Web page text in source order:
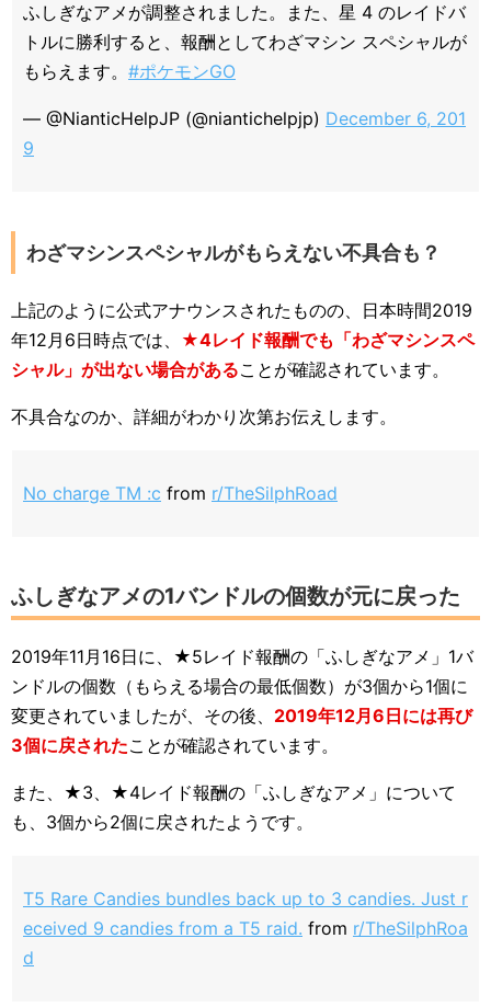
ふしぎなアメが調整されました。また、星 4 のレイドバ
トルに勝利すると、報酬としてわざマシン スペシャルが
もらえます。 #ポケモンGO
— @NianticHelpJP (@niantichelpjp) December 6, 201
9
わざマシンスペシャルがもらえない不具合も？
上記のように公式アナウンスされたものの、日本時間2019
年12月6日時点では、 ★4レイド報酬でも「わざマシンスペ
シャル」が出ない場合があることが確認されています。
不具合なのか、詳細がわかり次第お伝えします。
No charge TM :c from r/TheSilphRoad
ふしぎなアメの1バンドルの個数が元に戻った
2019年11月16日に、★5レイド報酬の「ふしぎなアメ」1バ
ンドルの個数（もらえる場合の最低個数）が3個から1個に
変更されていましたが、その後、 2019年12月6日には再び
3個に戻されたことが確認されています。
また、★3、★4レイド報酬の「ふしぎなアメ」について
も、3個から2個に戻されたようです。
T5 Rare Candies bundles back up to 3 candies. Just r
eceived 9 candies from a T5 raid. from r/TheSilphRoa
d